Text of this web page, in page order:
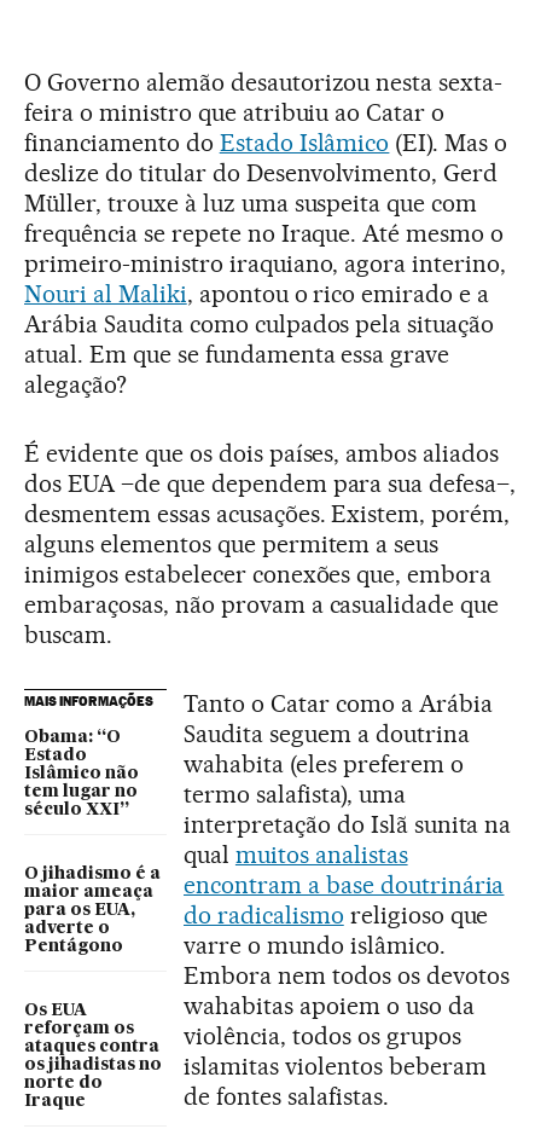
O Governo alemão desautorizou nesta sexta-
feira o ministro que atribuiu ao Catar o
financiamento do Estado Islâmico (EI). Mas o
deslize do titular do Desenvolvimento, Gerd
Müller, trouxe à luz uma suspeita que com
frequência se repete no Iraque. Até mesmo o
primeiro-ministro iraquiano, agora interino,
Nouri al Maliki, apontou o rico emirado e a
Arábia Saudita como culpados pela situação
atual. Em que se fundamenta essa grave
alegação?
É evidente que os dois países, ambos aliados
dos EUA –de que dependem para sua defesa–,
desmentem essas acusações. Existem, porém,
alguns elementos que permitem a seus
inimigos estabelecer conexões que, embora
embaraçosas, não provam a casualidade que
buscam.
MAIS INFORMAÇÕES
Obama: “O
Estado
Islâmico não
tem lugar no
século XXI”
O jihadismo é a
maior ameaça
para os EUA,
adverte o
Pentágono
Os EUA
reforçam os
ataques contra
os jihadistas no
norte do
Iraque
Tanto o Catar como a Arábia
Saudita seguem a doutrina
wahabita (eles preferem o
termo salafista), uma
interpretação do Islã sunita na
qual muitos analistas
encontram a base doutrinária
do radicalismo religioso que
varre o mundo islâmico.
Embora nem todos os devotos
wahabitas apoiem o uso da
violência, todos os grupos
islamitas violentos beberam
de fontes salafistas.